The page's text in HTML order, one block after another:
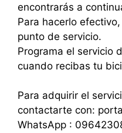
encontrarás a
Para hacerlo
punto de servicio.
Programa el servicio
cuando recibas tu
Para adquirir el
contactarte con:
WhatsApp :